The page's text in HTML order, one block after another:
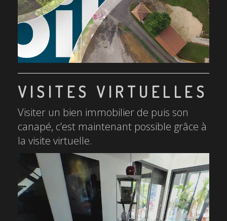
VISITES VIRTUELLES
Visiter un bien immobilier de puis son
canapé, c’est maintenant possible grâce à
la visite virtuelle.